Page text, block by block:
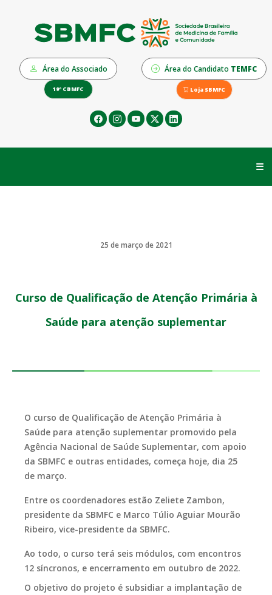
Área do Associado Área do Candidato TEMFC
19º CBMFC Loja SBMFC
☰
25 de março de 2021
Curso de Qualificação de Atenção Primária à
Saúde para atenção suplementar
O curso de Qualificação de Atenção Primária à
Saúde para atenção suplementar promovido pela
Agência Nacional de Saúde Suplementar, com apoio
da SBMFC e outras entidades, começa hoje, dia 25
de março.
Entre os coordenadores estão Zeliete Zambon,
presidente da SBMFC e Marco Túlio Aguiar Mourão
Ribeiro, vice-presidente da SBMFC.
Ao todo, o curso terá seis módulos, com encontros
12 síncronos, e encerramento em outubro de 2022.
O objetivo do projeto é subsidiar a implantação de